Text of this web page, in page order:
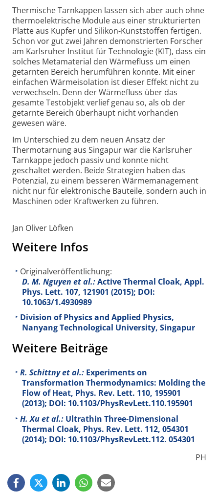
Thermische Tarnkappen lassen sich aber auch ohne
thermoelektrische Module aus einer strukturierten
Platte aus Kupfer und Silikon-Kunststoffen fertigen.
Schon vor gut zwei Jahren demonstrierten Forscher
am Karlsruher Institut für Technologie (KIT), dass ein
solches Metamaterial den Wärmefluss um einen
getarnten Bereich herumführen konnte. Mit einer
einfachen Wärmeisolation ist dieser Effekt nicht zu
verwechseln. Denn der Wärmefluss über das
gesamte Testobjekt verlief genau so, als ob der
getarnte Bereich überhaupt nicht vorhanden
gewesen wäre.
Im Unterschied zu dem neuen Ansatz der
Thermotarnung aus Singapur war die Karlsruher
Tarnkappe jedoch passiv und konnte nicht
geschaltet werden. Beide Strategien haben das
Potenzial, zu einem besseren Wärmemanagement
nicht nur für elektronische Bauteile, sondern auch in
Maschinen oder Kraftwerken zu führen.
Jan Oliver Löfken
Weitere Infos
Originalveröffentlichung:
D. M. Nguyen et al.:Active Thermal Cloak, Appl.
Phys. Lett. 107, 121901 (2015); DOI:
10.1063/1.4930989
Division of Physics and Applied Physics,
Nanyang Technological University, Singapur
Weitere Beiträge
R. Schittny et al.: Experiments on
Transformation Thermodynamics: Molding the
Flow of Heat, Phys. Rev. Lett. 110, 195901
(2013); DOI: 10.1103/PhysRevLett.110.195901
H. Xu et al.: Ultrathin Three-Dimensional
Thermal Cloak, Phys. Rev. Lett. 112, 054301
(2014); DOI: 10.1103/PhysRevLett.112. 054301
PH